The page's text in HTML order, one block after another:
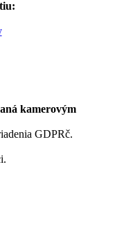
kamerovým
GDPRč.